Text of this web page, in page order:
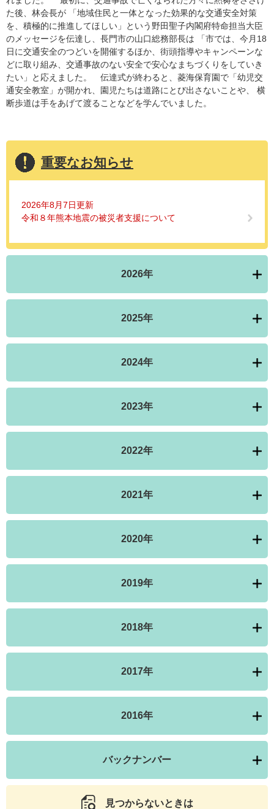
た後、林会長が 「地域住民と一体となった効果的な交通安全対策
を、積極的に推進してほしい」という野田聖子内閣府特命担当大臣
のメッセージを伝達し、長門市の山口総務部長は 「市では、今月18
日に交通安全のつどいを開催するほか、街頭指導やキャンペーンな
どに取り組み、交通事故のない安全で安心なまちづくりをしていき
たい」と応えました。 伝達式が終わると、菱海保育園で「幼児交
通安全教室」が開かれ、園児たちは道路にとび出さないことや、 横
断歩道は手をあげて渡ることなどを学んでいました。
重要なお知らせ
2026年8月7日更新
令和８年熊本地震の被災者支援について
2026年
2025年
2024年
2023年
2022年
2021年
2020年
2019年
2018年
2017年
2016年
バックナンバー
見つからないときは